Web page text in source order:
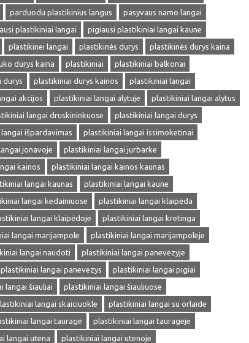
parduodu plastikinius langus
pasyvaus namo langai
plastikiniai langai
pigiausi plastikiniai langai kaune
plastikinei langai plastikinės durys
plastikinės durys kaina
durys kaina plastikiniai
plastikiniai balkonai
durys plastikiniai durys kainos
plastikiniai langai
akcijos plastikiniai langai alytuje
plastikiniai langai alytus
langai druskininkuose
plastikiniai langai durys
išpardavimas
plastikiniai langai issimoketinai
jonavoje
plastikiniai langai jurbarke
kainos
plastikiniai langai kainos kaunas
langai kaunas
plastikiniai langai kaune
langai kedainiuose
plastikiniai langai klaipėda
langai klaipėdoje
plastikiniai langai kretinga
langai marijampole
plastikiniai langai marijampoleje
langai naudoti
plastikiniai langai panevezyje
plastikiniai langai panevezys
plastikiniai langai pigiai
langai šiauliai
plastikiniai langai šiauliuose
langai skaiciuokle
plastikiniai langai su orlaide
langai taurage
plastikiniai langai taurageje
langai utena
plastikiniai langai utenoje